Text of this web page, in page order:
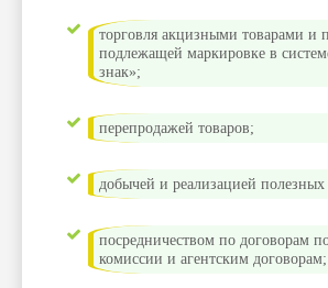
торговля акцизными товарами и
подлежащей маркировке в
знак»;
перепродажей товаров;
добычей и реализацией
посредничеством по договорам
комиссии и агентским договорам;